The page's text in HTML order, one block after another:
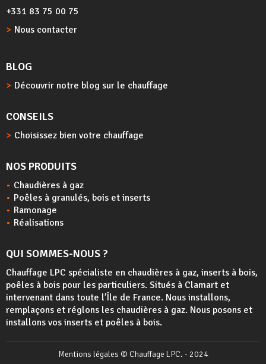
+331 83 75 00 75
Nous contacter
BLOG
Découvrir notre blog sur le chauffage
CONSEILS
Choisissez bien votre chauffage
NOS PRODUITS
Chaudières à gaz
Poêles à granulés, bois et inserts
Ramonage
Réalisations
QUI SOMMES-NOUS ?
Chauffage LPC spécialiste en chaudières à gaz, inserts à bois,
poêles à bois pour les particuliers. Situés à Clamart et
intervenant dans toute l’Île de France. Nous installons,
remplaçons et réglons les chaudières à gaz. Nous posons et
installons vos inserts et poêles à bois.
Mentions légales © Chauffage LPC. - 2024